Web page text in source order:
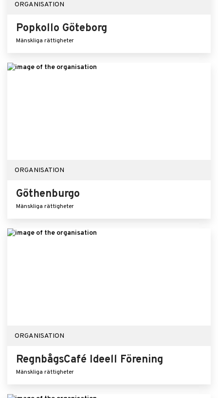
ORGANISATION
Popkollo Göteborg
Mänskliga rättigheter
ORGANISATION
Göthenburgo
Mänskliga rättigheter
ORGANISATION
RegnbågsCafé Ideell Förening
Mänskliga rättigheter